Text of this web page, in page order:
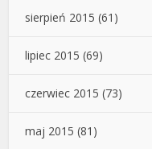
sierpień 2015 (61)
lipiec 2015 (69)
czerwiec 2015 (73)
maj 2015 (81)